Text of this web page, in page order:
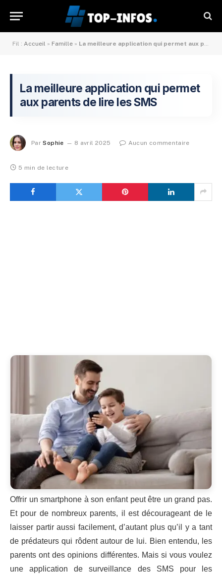
Fil : Accueil » Famille » La meilleure application qui permet aux parents de lire les SMS
La meilleure application qui permet
aux parents de lire les SMS
Par Sophie 8 avril 2025 Aucun commentaire
5 min de lecture
Offrir un smartphone à son enfant peut être un grand pas.
Et pour de nombreux parents, il est décourageant de le
laisser partir aussi facilement, d’autant plus qu’il y a tant
de prédateurs qui rôdent autour de lui. Bien entendu, les
parents ont des opinions différentes. Mais si vous voulez
une application de surveillance des SMS pour les